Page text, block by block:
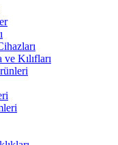
Kılıfları